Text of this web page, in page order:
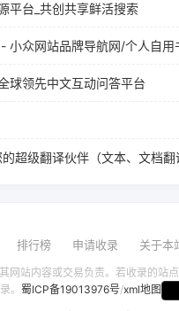
平台_共创共享鲜活搜索
球领先中文互动问答平台
超级翻译伙伴（文本、文档翻
排行榜 申请收录 关于本
网站内容或交易负责。若收录的站
。 蜀ICP备19013976号/xml地图